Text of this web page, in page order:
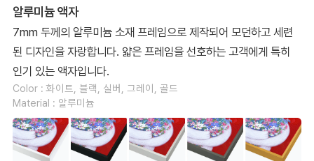
알루미늄 액자
7mm 두께의 알루미늄 소재 프레임으로 제작되어 모던하고 세련
된 디자인을 자랑합니다. 얇은 프레임을 선호하는 고객에게 특히
인기 있는 액자입니다.
Color : 화이트, 블랙, 실버, 그레이, 골드
Material : 알루미늄